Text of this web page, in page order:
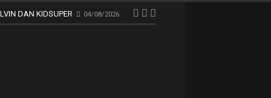
DAN KIDSUPER 04/08/2026